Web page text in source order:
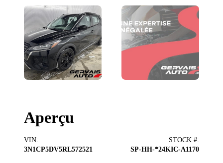
Aperçu
VIN:
3N1CP5DV5RL572521
STOCK #:
SP-HH-*24KIC-A1170